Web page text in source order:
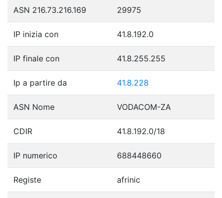
ASN 216.73.216.169 29975
IP inizia con 41.8.192.0
IP finale con 41.8.255.255
Ip a partire da 41.8.228
ASN Nome VODACOM-ZA
CDIR 41.8.192.0/18
IP numerico 688448660
Registe afrinic